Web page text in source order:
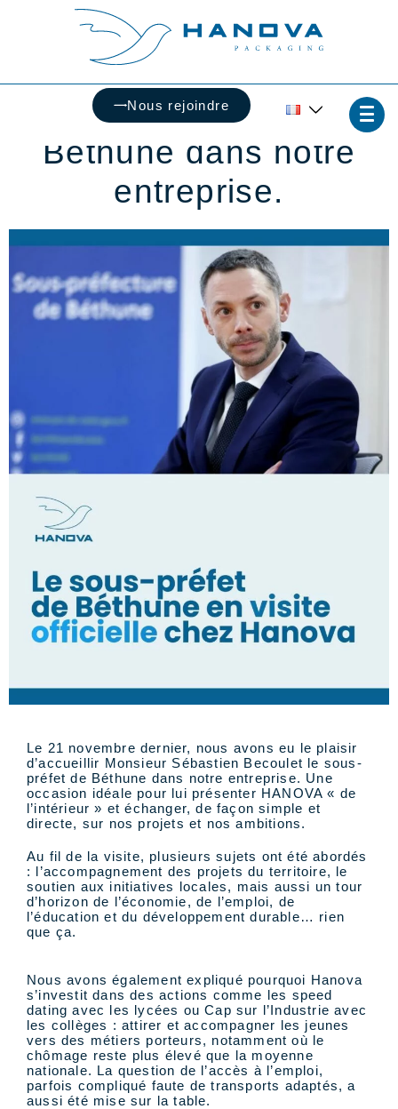
Nous rejoindre
Le sous-préfet de
Béthune dans notre
entreprise.
Le 21 novembre dernier, nous avons eu le plaisir
d’accueillir Monsieur Sébastien Becoulet le sous-
préfet de Béthune dans notre entreprise. Une
occasion idéale pour lui présenter HANOVA « de
l’intérieur » et échanger, de façon simple et
directe, sur nos projets et nos ambitions.
Au fil de la visite, plusieurs sujets ont été abordés
: l’accompagnement des projets du territoire, le
soutien aux initiatives locales, mais aussi un tour
d’horizon de l’économie, de l’emploi, de
l’éducation et du développement durable… rien
que ça.
Nous avons également expliqué pourquoi Hanova
s’investit dans des actions comme les speed
dating avec les lycées ou Cap sur l’Industrie avec
les collèges : attirer et accompagner les jeunes
vers des métiers porteurs, notamment où le
chômage reste plus élevé que la moyenne
nationale. La question de l’accès à l’emploi,
parfois compliqué faute de transports adaptés, a
aussi été mise sur la table.